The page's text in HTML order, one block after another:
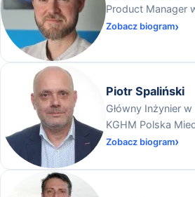
Product Manager
Zobacz biogram
Piotr Spaliński
Główny Inżynier
KGHM Polska
Zobacz biogram